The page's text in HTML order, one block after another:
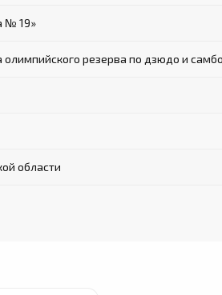
№ 19»
резерва по дзюдо и
области